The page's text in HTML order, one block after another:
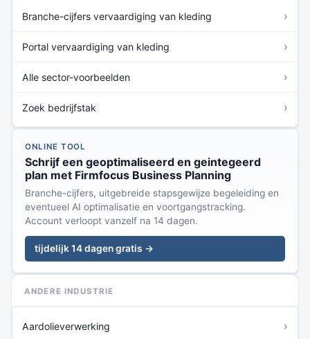
Branche-cijfers vervaardiging van kleding ›
Portal vervaardiging van kleding ›
Alle sector-voorbeelden ›
Zoek bedrijfstak ›
ONLINE TOOL
Schrijf een geoptimaliseerd en geintegeerd
plan met Firmfocus Business Planning
Branche-cijfers, uitgebreide stapsgewijze begeleiding en
eventueel AI optimalisatie en voortgangstracking.
Account verloopt vanzelf na 14 dagen.
tijdelijk 14 dagen gratis →
ANDERE INDUSTRIE
Aardolieverwerking ›